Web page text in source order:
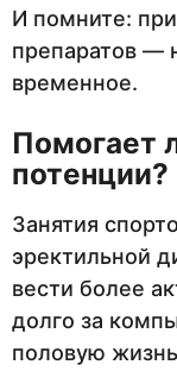
И помните:
препаратов —
временное.
Помогает
потенции?
Занятия
эректильной
вести более
долго за
половую